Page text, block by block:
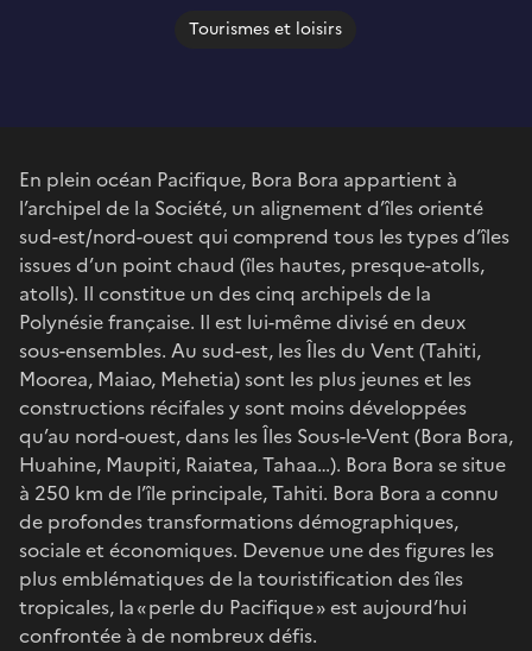
Tourismes et loisirs
En plein océan Pacifique, Bora Bora appartient à
l’archipel de la Société, un alignement d’îles orienté
sud-est/nord-ouest qui comprend tous les types d’îles
issues d’un point chaud (îles hautes, presque-atolls,
atolls). Il constitue un des cinq archipels de la
Polynésie française. Il est lui-même divisé en deux
sous-ensembles. Au sud-est, les Îles du Vent (Tahiti,
Moorea, Maiao, Mehetia) sont les plus jeunes et les
constructions récifales y sont moins développées
qu’au nord-ouest, dans les Îles Sous-le-Vent (Bora Bora,
Huahine, Maupiti, Raiatea, Tahaa…). Bora Bora se situe
à 250 km de l’île principale, Tahiti. Bora Bora a connu
de profondes transformations démographiques,
sociale et économiques. Devenue une des figures les
plus emblématiques de la touristification des îles
tropicales, la « perle du Pacifique » est aujourd’hui
confrontée à de nombreux défis.